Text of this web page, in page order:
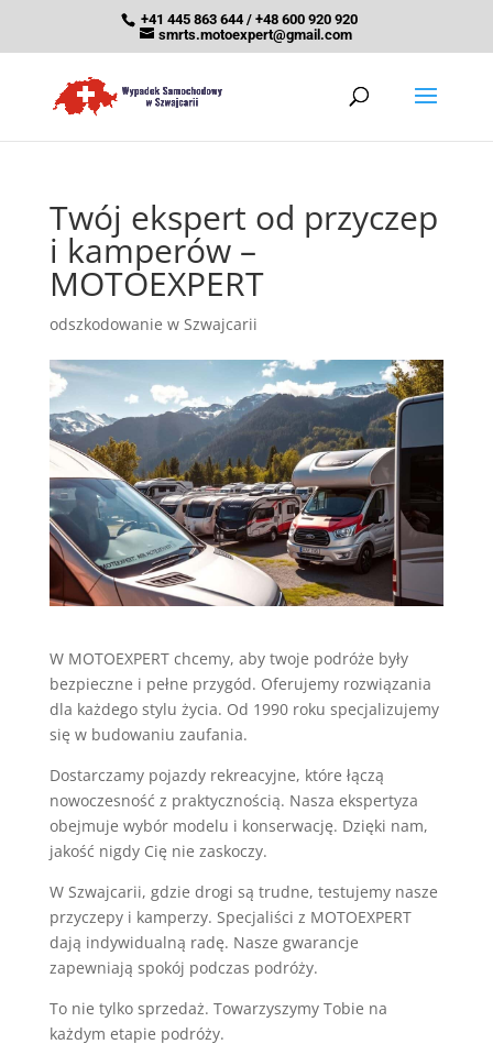
+41 445 863 644 / +48 600 920 920
smrts.motoexpert@gmail.com
Twój ekspert od przyczep
i kamperów –
MOTOEXPERT
odszkodowanie w Szwajcarii
W MOTOEXPERT chcemy, aby twoje podróże były
bezpieczne i pełne przygód. Oferujemy rozwiązania
dla każdego stylu życia. Od 1990 roku specjalizujemy
się w budowaniu zaufania.
Dostarczamy pojazdy rekreacyjne, które łączą
nowoczesność z praktycznością. Nasza ekspertyza
obejmuje wybór modelu i konserwację. Dzięki nam,
jakość nigdy Cię nie zaskoczy.
W Szwajcarii, gdzie drogi są trudne, testujemy nasze
przyczepy i kamperzy. Specjaliści z MOTOEXPERT
dają indywidualną radę. Nasze gwarancje
zapewniają spokój podczas podróży.
To nie tylko sprzedaż. Towarzyszymy Tobie na
każdym etapie podróży.